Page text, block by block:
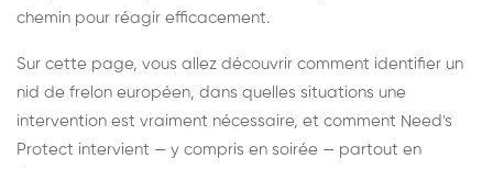
chemin pour réagir efficacement.
Sur cette page, vous allez découvrir comment identifier un
nid de frelon européen, dans quelles situations une
intervention est vraiment nécessaire, et comment Need's
Protect intervient — y compris en soirée — partout en